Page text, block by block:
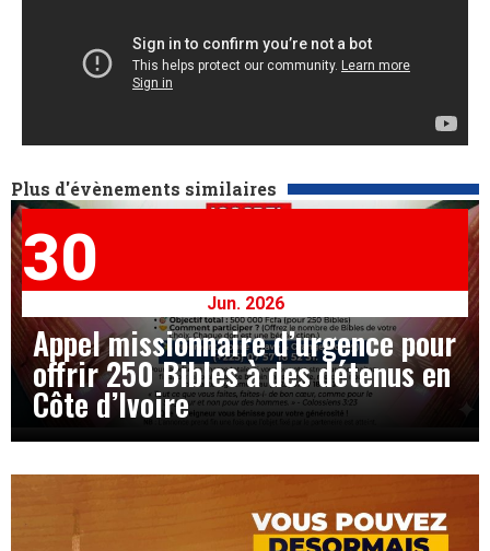
Plus d'évènements similaires
30
Jun. 2026
Appel missionnaire d’urgence pour
offrir 250 Bibles à des détenus en
Côte d’Ivoire